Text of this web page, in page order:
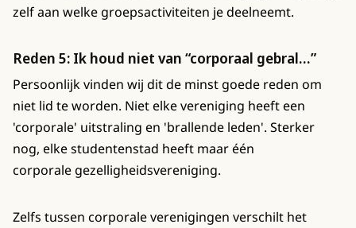
zelf aan welke groepsactiviteiten je deelneemt.
Reden 5: Ik houd niet van “corporaal gebral…”
Persoonlijk vinden wij dit de minst goede reden om
niet lid te worden. Niet elke vereniging heeft een
'corporale' uitstraling en 'brallende leden'. Sterker
nog, elke studentenstad heeft maar één
corporale gezelligheidsvereniging.
Zelfs tussen corporale verenigingen verschilt het